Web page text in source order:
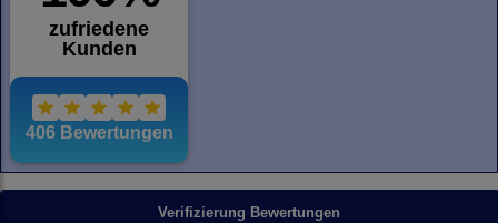
Verifizierung Bewertungen